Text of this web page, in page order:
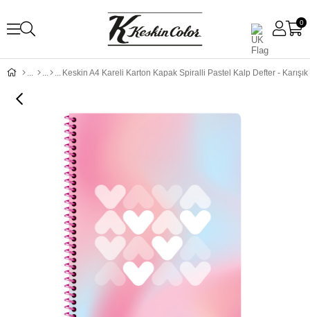
0
Keskin A4 Kareli Karton Kapak Spiralli Pastel Kalp Defter -